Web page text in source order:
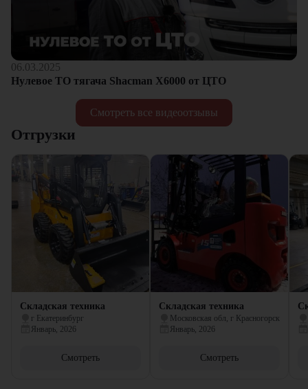
Смотреть все видеоотзывы
06.03.2025
Нулевое ТО тягача Shacman Х6000 от ЦТО
Отгрузки
Складская техника
г Екатеринбург
Январь, 2026
Смотреть
Складская техника
Московская обл, г Красногорск
Январь, 2026
Смотреть